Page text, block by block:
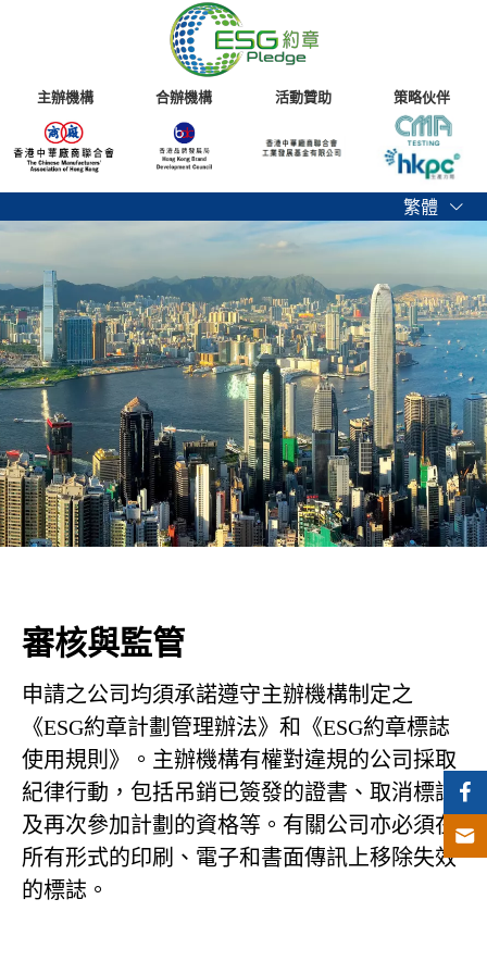
主辦機構 合辦機構 活動贊助 策略伙伴
繁體
審核與監管
申請之公司均須承諾遵守主辦機構制定之
《ESG約章計劃管理辦法》和《ESG約章標誌
使用規則》。主辦機構有權對違規的公司採取
紀律行動，包括吊銷已簽發的證書、取消標誌
及再次參加計劃的資格等。有關公司亦必須在
所有形式的印刷、電子和書面傳訊上移除失效
的標誌。